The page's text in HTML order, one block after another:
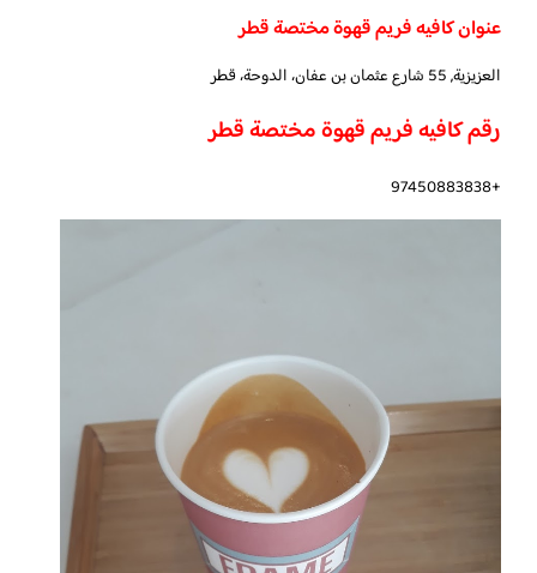
عنوان كافيه فريم قهوة مختصة قطر
العزيزية, 55 شارع عثمان بن عفان، الدوحة، قطر
رقم كافيه فريم قهوة مختصة قطر
+97450883838